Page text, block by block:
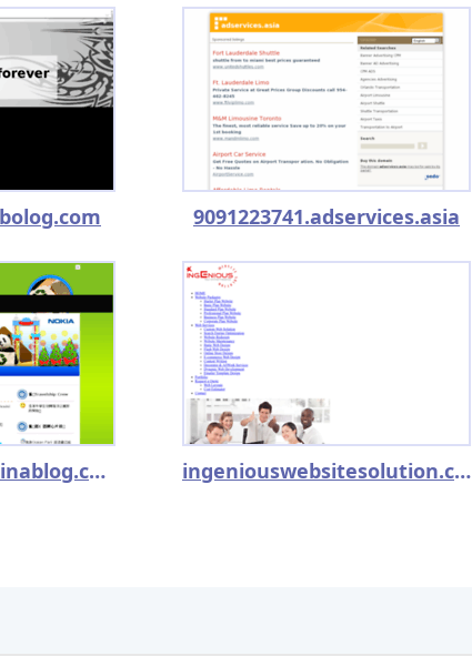
9091223741.adservices.asia
nokiatraveljr.mysinablog.com ingeniouswebsitesolution.com